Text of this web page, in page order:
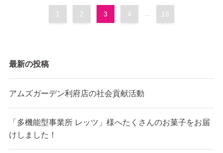
1 2 3 4 18
最新の投稿
アムズガーデン利府店の社会貢献活動
「多機能型事業所 レッツ」様へたくさんのお菓子をお届
けしました！